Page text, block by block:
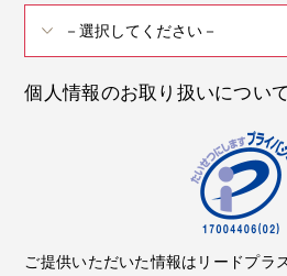
個人情報のお取り扱いについて
ご提供いただいた情報はリードプラ